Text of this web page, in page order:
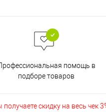
помощь в
подборе товаров
скидку на весь чек